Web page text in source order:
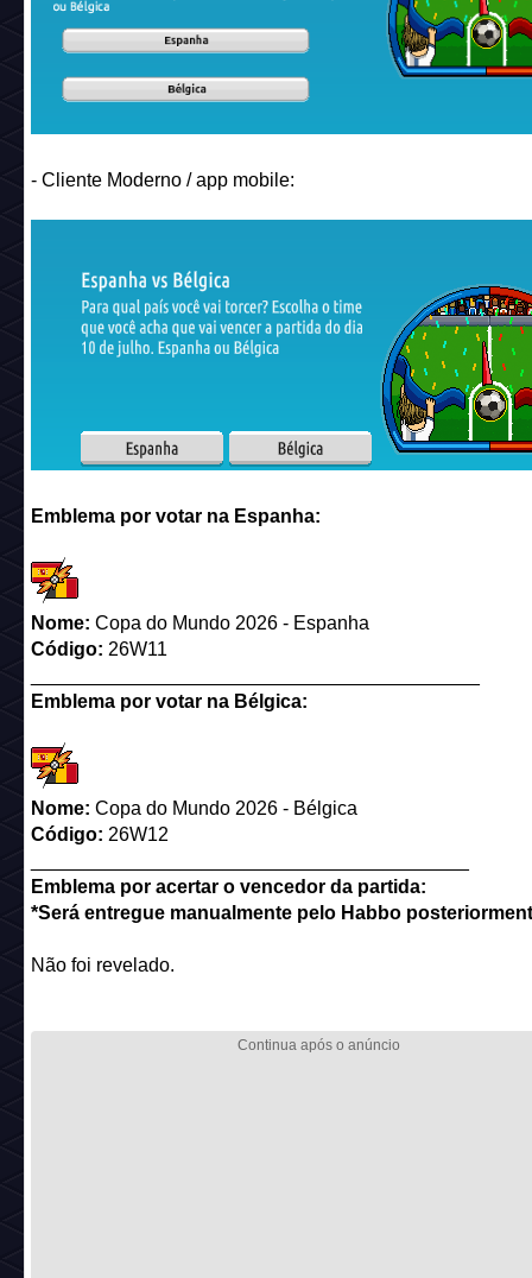
- Cliente Moderno / app mobile:
Emblema por votar na Espanha:
Nome: Copa do Mundo 2026 - Espanha
Código: 26W11
Emblema por votar na Bélgica:
Nome: Copa do Mundo 2026 - Bélgica
Código: 26W12
Emblema por acertar o vencedor da partida:
*Será entregue manualmente pelo Habbo
Não foi revelado.